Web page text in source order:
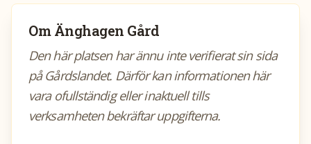
OmÄnghagen Gård
Den här platsen har ännu inte verifierat sin sida
på Gårdslandet. Därför kan informationen här
vara ofullständig eller inaktuell tills
verksamheten bekräftar uppgifterna.